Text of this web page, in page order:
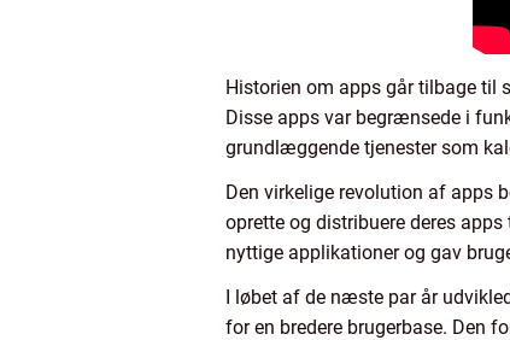
Historien om apps går tilbage til
Disse apps var begrænsede i
grundlæggende tjenester som
Den virkelige revolution af apps
oprette og distribuere deres
nyttige applikationer og gav
I løbet af de næste par år
for en bredere brugerbase. Den